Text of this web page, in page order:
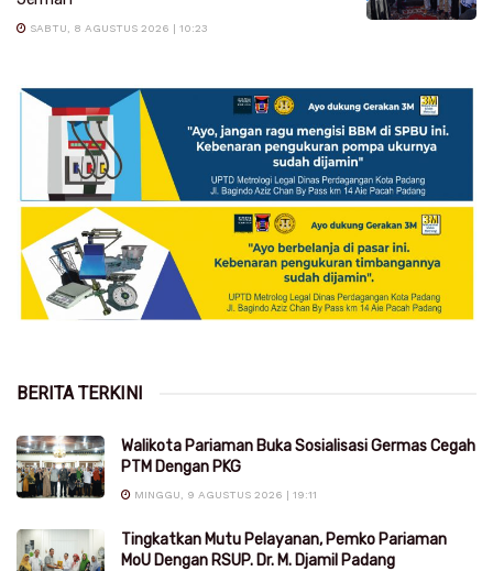
SABTU, 8 AGUSTUS 2026 | 10:23
BERITA TERKINI
Walikota Pariaman Buka Sosialisasi Germas Cegah
PTM Dengan PKG
MINGGU, 9 AGUSTUS 2026 | 19:11
Tingkatkan Mutu Pelayanan, Pemko Pariaman
MoU Dengan RSUP. Dr. M. Djamil Padang